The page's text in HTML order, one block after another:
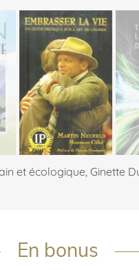
la vie Martin Neufeld
En bonus